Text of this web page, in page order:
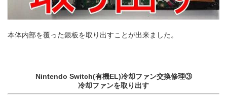
本体内部を覆った銀板を取り出すことが出来ました。
Nintendo Switch(有機EL)冷却ファン交換修理③
冷却ファンを取り出す